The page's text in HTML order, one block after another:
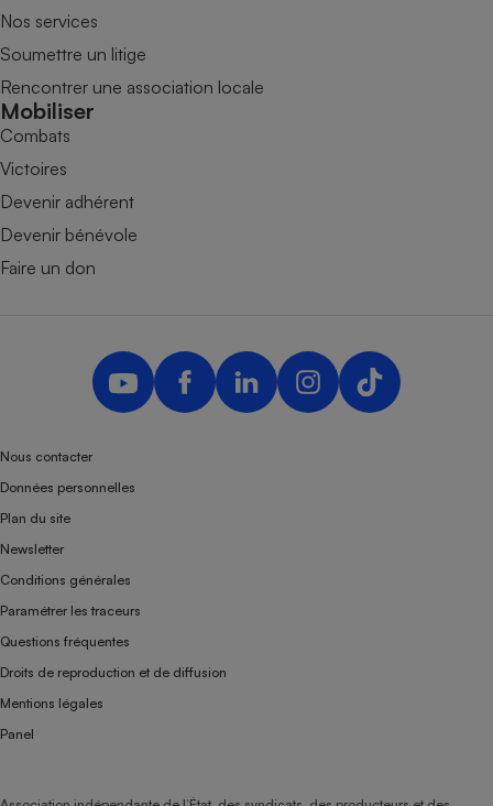
Nos services
Soumettre un litige
Rencontrer une association locale
Mobiliser
Combats
Victoires
Devenir adhérent
Devenir bénévole
Faire un don
Nous contacter
Données personnelles
Plan du site
Newsletter
Conditions générales
Paramétrer les traceurs
Questions fréquentes
Droits de reproduction et de diffusion
Mentions légales
Panel